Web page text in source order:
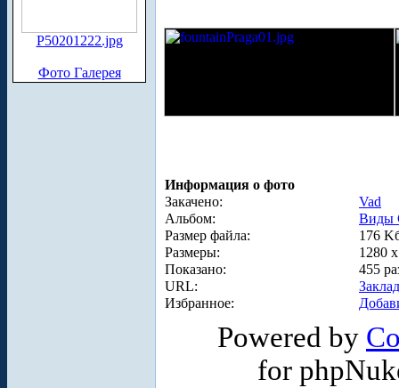
P50201222.jpg
Фото Галерея
Информация о фото
Закачено:
Vad
Альбом:
Виды
Размер файла:
176
Размеры:
1280
Показано:
455
URL:
Избранное:
Powered by
for